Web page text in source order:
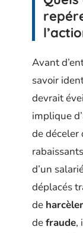
Avant
savoir
devrait
implique
de déceler
d’un
déplacés
de
defraude,